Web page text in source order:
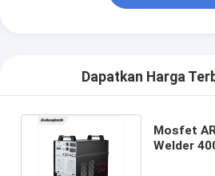
Dapatkan Harga
Mosfet
Welder